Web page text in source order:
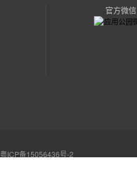
官方微信
粤ICP备15056436号-2